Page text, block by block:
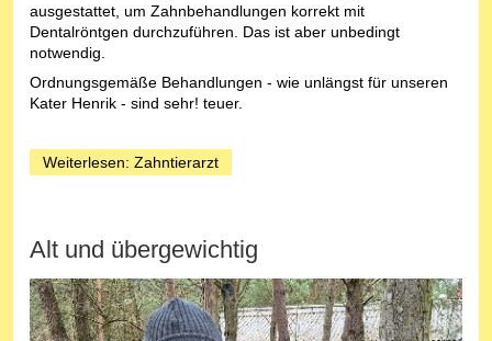
ausgestattet, um Zahnbehandlungen korrekt mit
Dentalröntgen durchzuführen. Das ist aber unbedingt
notwendig.
Ordnungsgemäße Behandlungen - wie unlängst für unseren
Kater Henrik - sind sehr! teuer.
Weiterlesen: Zahntierarzt
Alt und übergewichtig